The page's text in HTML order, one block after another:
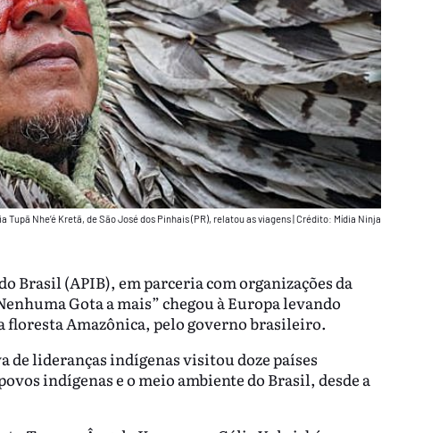
Nhe’é Kretã, de São José dos Pinhais (PR), relatou as viagens Crédito: Mídia Ninja
Brasil (APIB), em parceria com organizações da
Gota a mais” chegou à Europa levando
floresta Amazônica, pelo governo brasileiro.
de lideranças indígenas visitou doze países
indígenas e o meio ambiente do Brasil, desde a